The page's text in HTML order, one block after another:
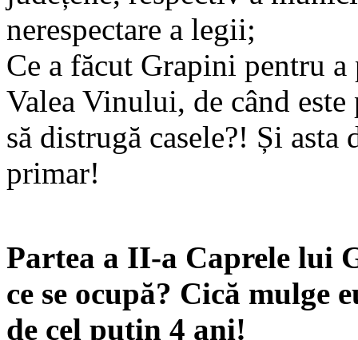
nerespectare a legii;
Ce a făcut Grapini pentru
Valea Vinului, de când
să distrugă casele?! Și
primar!
Partea a II-a Caprele lui
ce se ocupă? Cică mulge
de cel puțin 4 ani!